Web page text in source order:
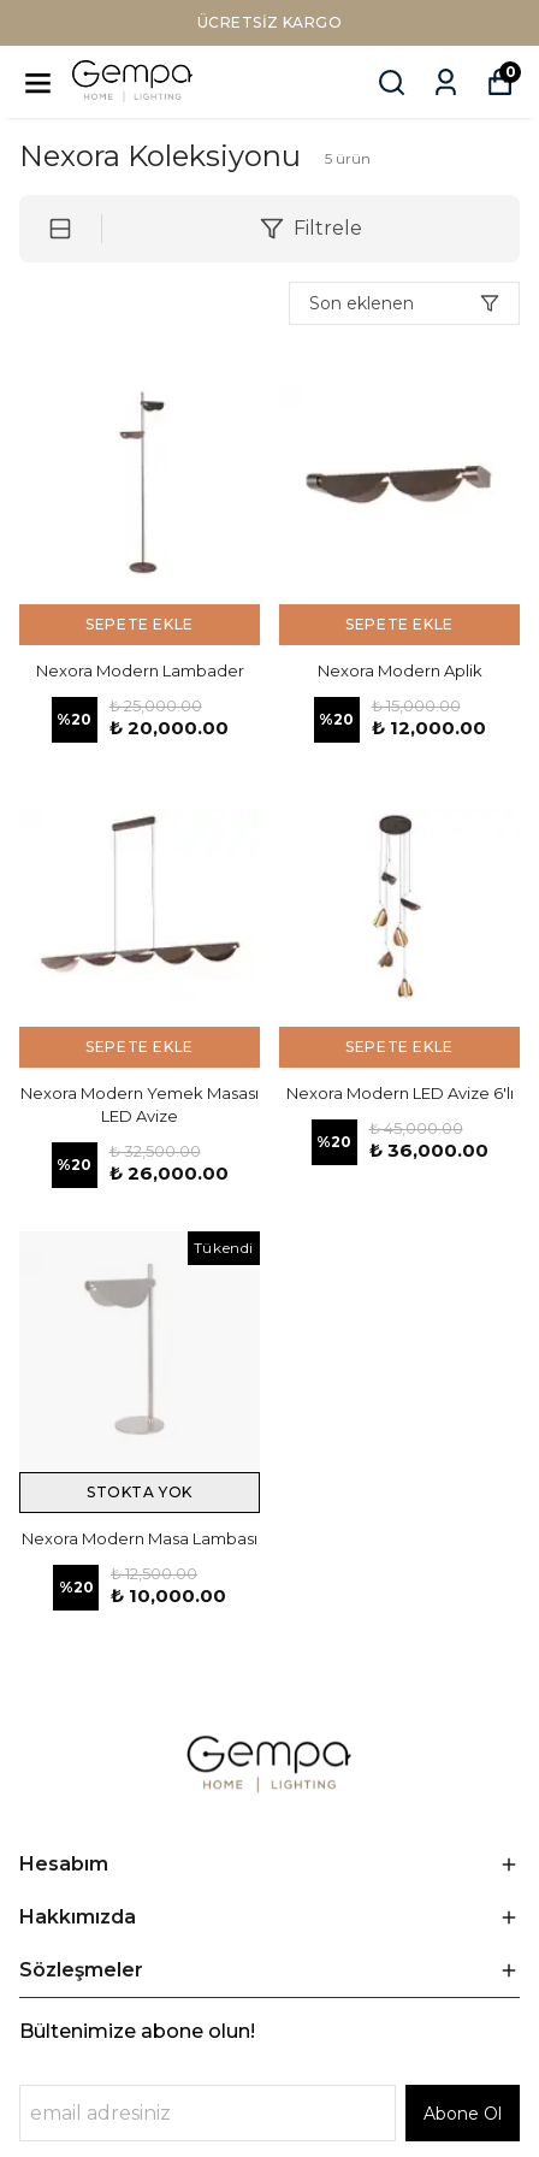
ÜCRETSIZ KARGO
0
Nexora Koleksiyonu 5 ürün
Filtrele
Son eklenen
SEPETE EKLE
Nexora Modern Lambader
%20
₺ 25,000.00
₺ 20,000.00
SEPETE EKLE
Nexora Modern Aplik
%20
₺ 15,000.00
₺ 12,000.00
SEPETE EKLE
Nexora Modern Yemek Masası
LED Avize
%20
₺ 32,500.00
₺ 26,000.00
SEPETE EKLE
Nexora Modern LED Avize 6'lı
%20
₺ 45,000.00
₺ 36,000.00
Tükendi
STOKTA YOK
Nexora Modern Masa Lambası
%20
₺ 12,500.00
₺ 10,000.00
Hesabım
Hakkımızda
Sözleşmeler
Bültenimize abone olun!
Abone Ol